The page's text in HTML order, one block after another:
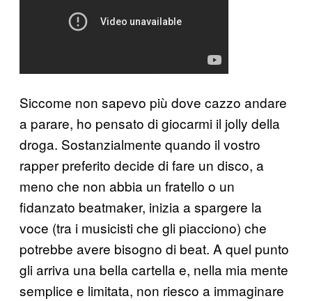
Siccome non sapevo più dove cazzo andare
a parare, ho pensato di giocarmi il jolly della
droga. Sostanzialmente quando il vostro
rapper preferito decide di fare un disco, a
meno che non abbia un fratello o un
fidanzato beatmaker, inizia a spargere la
voce (tra i musicisti che gli piacciono) che
potrebbe avere bisogno di beat. A quel punto
gli arriva una bella cartella e, nella mia mente
semplice e limitata, non riesco a immaginare